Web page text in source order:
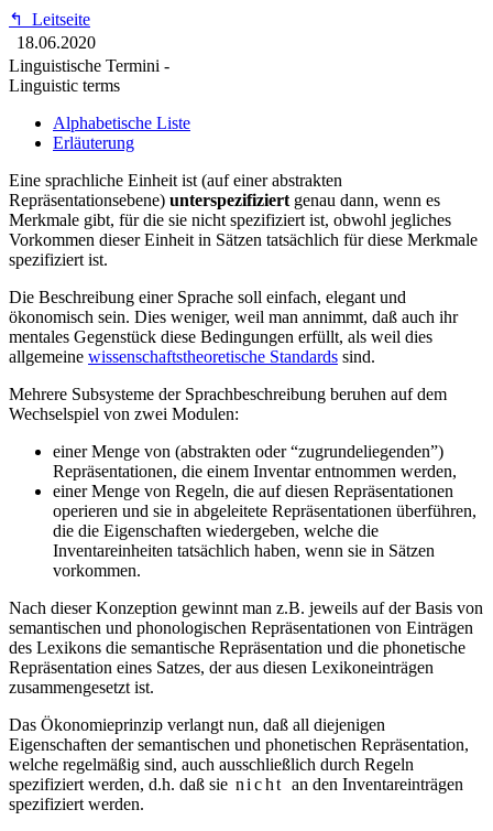
↰
Leitseite
18.06.2020
Linguistische Termini -
Linguistic terms
Alphabetische Liste
Erläuterung
Eine sprachliche Einheit ist (auf einer abstrakten
Repräsentationsebene) unterspezifiziert genau dann, wenn es
Merkmale gibt, für die sie nicht spezifiziert ist, obwohl jegliches
Vorkommen dieser Einheit in Sätzen tatsächlich für diese Merkmale
spezifiziert ist.
Die Beschreibung einer Sprache soll einfach, elegant und
ökonomisch sein. Dies weniger, weil man annimmt, daß auch ihr
mentales Gegenstück diese Bedingungen erfüllt, als weil dies
allgemeine wissenschaftstheoretische Standards sind.
Mehrere Subsysteme der Sprachbeschreibung beruhen auf dem
Wechselspiel von zwei Modulen:
einer Menge von (abstrakten oder “zugrundeliegenden”)
Repräsentationen, die einem Inventar entnommen werden,
einer Menge von Regeln, die auf diesen Repräsentationen
operieren und sie in abgeleitete Repräsentationen überführen,
die die Eigenschaften wiedergeben, welche die
Inventareinheiten tatsächlich haben, wenn sie in Sätzen
vorkommen.
Nach dieser Konzeption gewinnt man z.B. jeweils auf der Basis von
semantischen und phonologischen Repräsentationen von Einträgen
des Lexikons die semantische Repräsentation und die phonetische
Repräsentation eines Satzes, der aus diesen Lexikoneinträgen
zusammengesetzt ist.
Das Ökonomieprinzip verlangt nun, daß all diejenigen
Eigenschaften der semantischen und phonetischen Repräsentation,
welche regelmäßig sind, auch ausschließlich durch Regeln
spezifiziert werden, d.h. daß sie nicht an den Inventareinträgen
spezifiziert werden.